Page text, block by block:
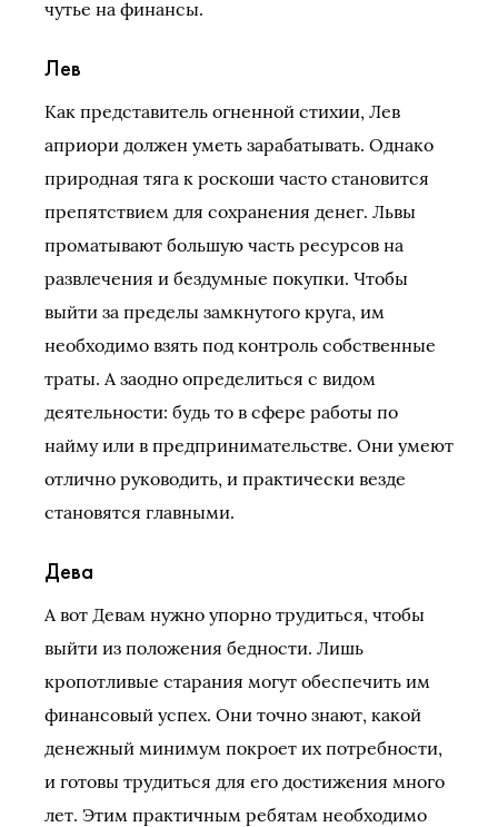
чутье на финансы.
Лев
Как представитель огненной стихии, Лев
априори должен уметь зарабатывать. Однако
природная тяга к роскоши часто становится
препятствием для сохранения денег. Львы
проматывают большую часть ресурсов на
развлечения и бездумные покупки. Чтобы
выйти за пределы замкнутого круга, им
необходимо взять под контроль собственные
траты. А заодно определиться с видом
деятельности: будь то в сфере работы по
найму или в предпринимательстве. Они умеют
отлично руководить, и практически везде
становятся главными.
Дева
А вот Девам нужно упорно трудиться, чтобы
выйти из положения бедности. Лишь
кропотливые старания могут обеспечить им
финансовый успех. Они точно знают, какой
денежный минимум покроет их потребности,
и готовы трудиться для его достижения много
лет. Этим практичным ребятам необходимо